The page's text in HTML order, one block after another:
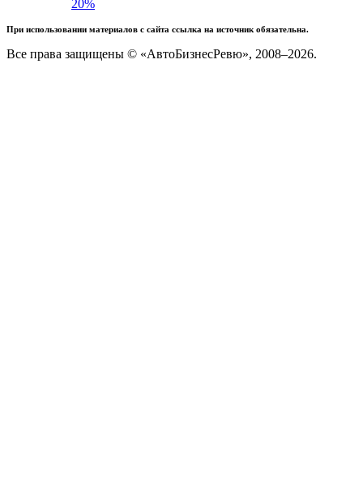
20%
При использовании материалов с сайта ссылка на источник обязательна.
Все права защищены © «АвтоБизнесРевю», 2008–2026.